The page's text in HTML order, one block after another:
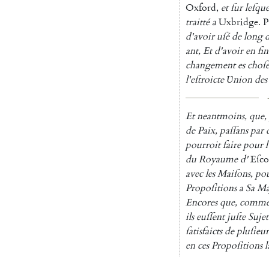
Oxford, et ſur
traitté aUxbridge.
d'avoir uſé delong
ant,Et d'avoir enfin
changement es
l'eſtroicte Ʋnion des
Etneantmoins, que,
de Paix, paſſans par
pourroitfaire pour
duRoyaume d'
aveclesMaiſons,
Propoſitions a Sa
Encores que,
ils euſſent juſte Sujet
ſatisfaicts de
en ces Propoſitions